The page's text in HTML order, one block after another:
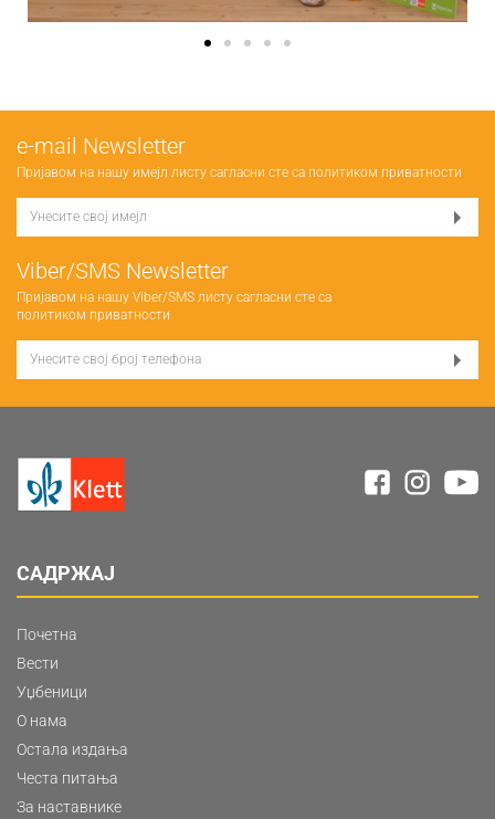
е-mail Newsletter
Пријавом на нашу имејл листу сагласни сте са политиком приватности
Viber/SMS Newsletter
Пријавом на нашу Viber/SMS листу сагласни сте са
политиком приватности
САДРЖАЈ
Почетна
Вести
Уџбеници
О нама
Остала издања
Честа питања
За наставнике